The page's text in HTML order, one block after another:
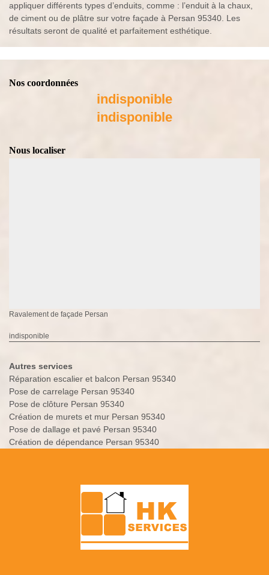
appliquer différents types d’enduits, comme : l’enduit à la chaux,
de ciment ou de plâtre sur votre façade à Persan 95340. Les
résultats seront de qualité et parfaitement esthétique.
Nos coordonnées
indisponible
indisponible
Nous localiser
Ravalement de façade Persan
indisponible
Autres services
Réparation escalier et balcon Persan 95340
Pose de carrelage Persan 95340
Pose de clôture Persan 95340
Création de murets et mur Persan 95340
Pose de dallage et pavé Persan 95340
Création de dépendance Persan 95340